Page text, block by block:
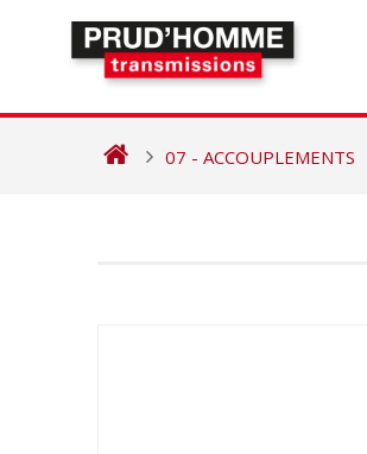
07 - ACCOUPLEMENTS